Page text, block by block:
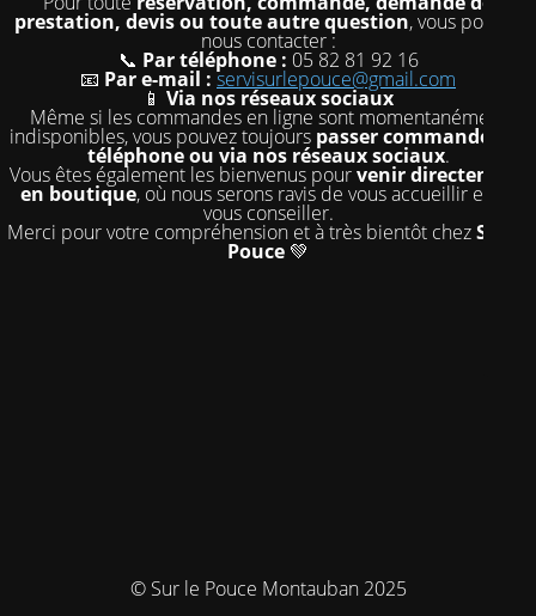
prestation, devis ou toute autre question, vous pouvez
nous contacter :
📞 Par téléphone : 05 82 81 92 16
📧 Par e-mail : servisurlepouce@gmail.com
📱 Via nos réseaux sociaux
Même si les commandes en ligne sont momentanément
indisponibles, vous pouvez toujours passer commande par
téléphone ou via nos réseaux sociaux.
Vous êtes également les bienvenus pourvenir directement
en boutique, où nous serons ravis de vous accueillir et de
vous conseiller.
Merci pour votre compréhension et à très bientôt chezSur le
Pouce 💚
© Sur le Pouce Montauban 2025